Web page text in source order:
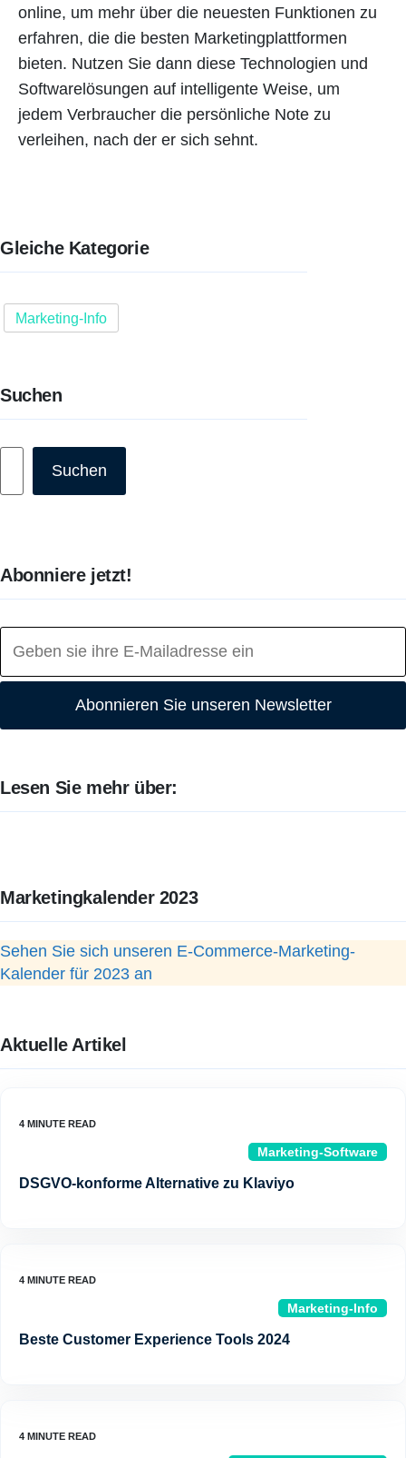
online, um mehr über die neuesten Funktionen zu
erfahren, die die besten Marketingplattformen
bieten. Nutzen Sie dann diese Technologien und
Softwarelösungen auf intelligente Weise, um
jedem Verbraucher die persönliche Note zu
verleihen, nach der er sich sehnt.
Gleiche Kategorie
Marketing-Info
Suchen
Suchen
Abonniere jetzt!
Abonnieren Sie unseren Newsletter
Lesen Sie mehr über:
Marketingkalender 2023
Sehen Sie sich unseren E-Commerce-Marketing-
Kalender für 2023 an
Aktuelle Artikel
Marketing-Software
DSGVO-konforme Alternative zu Klaviyo
Marketing-Info
Beste Customer Experience Tools 2024